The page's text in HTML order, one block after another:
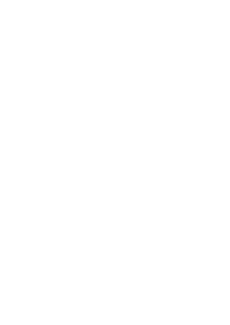
saltare il carosello o andare